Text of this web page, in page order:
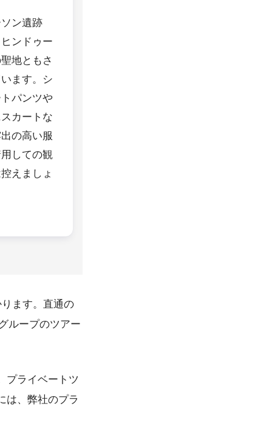
ソン遺跡
ンドゥー
地ともさ
ます。シ
トパンツや
スカートな
の高い服
しての観
えましょ
ます。直通の
ループのツアー
プライベートツ
は、弊社のプラ